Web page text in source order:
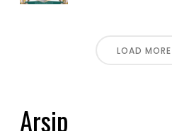
LOAD MORE
Arsip